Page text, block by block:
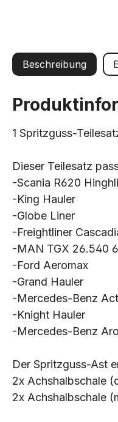
Beschreibung
1 Spritzguss-
Dieser Teilesatz
-Scania R620
-King Hauler
-Globe Liner
-Freightliner
-MAN TGX 26.540
-Ford Aeromax
-Grand Hauler
-Mercedes-Benz
-Knight Hauler
-Mercedes-Benz
Der Spritzguss-Ast
2x Achshalbschale
2x Achshalbschale